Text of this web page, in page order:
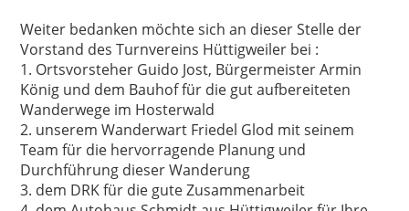
Weiter bedanken möchte sich an dieser Stelle der
Vorstand des Turnvereins Hüttigweiler bei :
1. Ortsvorsteher Guido Jost, Bürgermeister Armin
König und dem Bauhof für die gut aufbereiteten
Wanderwege im Hosterwald
2. unserem Wanderwart Friedel Glod mit seinem
Team für die hervorragende Planung und
Durchführung dieser Wanderung
3. dem DRK für die gute Zusammenarbeit